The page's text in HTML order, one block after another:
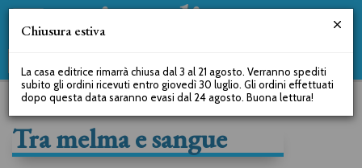
Tra melma e sangue
Chiusura estiva
La casa editrice rimarrà chiusa dal 3 al 21 agosto. Verranno spediti
subito gli ordini ricevuti entro giovedì 30 luglio. Gli ordini effettuati
dopo questa data saranno evasi dal 24 agosto. Buona lettura!